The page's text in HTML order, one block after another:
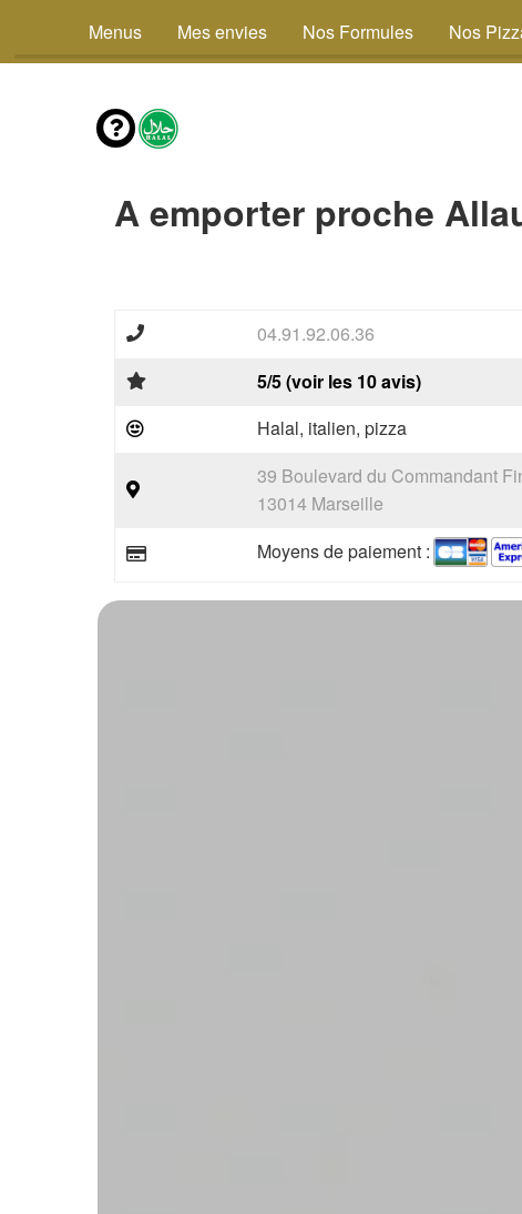
Menus Mes envies Nos Formules Nos
A emporter proche
04.91.92.06.36
5/5 (voir les 10 avis)
Halal, italien, pizza
39 Boulevard du Commandant
13014 Marseille
Moyens de paiement :